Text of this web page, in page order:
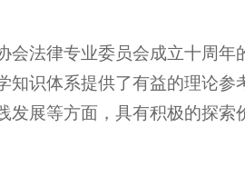
会法律专业委员会成立十周
知识体系提供了有益的理论
发展等方面，具有积极的探索